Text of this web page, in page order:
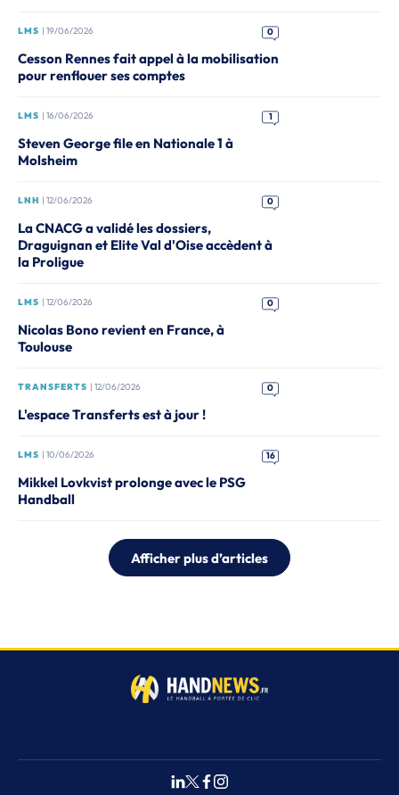
LMS | 19/06/2026 0
Cesson Rennes fait appel à la mobilisation
pour renflouer ses comptes
LMS | 16/06/2026 1
Steven George file en Nationale 1 à
Molsheim
LNH | 12/06/2026 0
La CNACG a validé les dossiers,
Draguignan et Elite Val d'Oise accèdent à
la Proligue
LMS | 12/06/2026 0
Nicolas Bono revient en France, à
Toulouse
TRANSFERTS | 12/06/2026 0
L'espace Transferts est à jour !
LMS | 10/06/2026 16
Mikkel Lovkvist prolonge avec le PSG
Handball
Afficher plus d’articles